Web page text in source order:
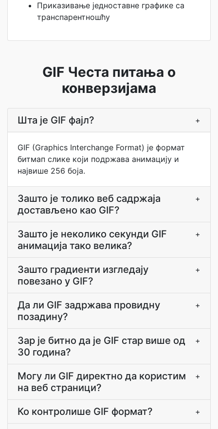
Приказивање једноставне графике са
транспарентношћу
GIF Честа питања о
конверзијама
Шта је GIF фајл? +
GIF (Graphics Interchange Format) је формат
битмап слике који подржава анимацију и
највише 256 боја.
Зашто је толико веб садржаја
достављено као GIF?
+
Зашто је неколико секунди GIF
анимација тако велика?
+
Зашто градиенти изгледају
повезано у GIF?
+
Да ли GIF задржава провидну
позадину?
+
Зар је битно да је GIF стар више од
30 година?
+
Могу ли GIF директно да користим
на веб страници?
+
Ко контролише GIF формат? +